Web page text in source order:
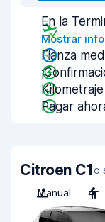
En la
Mostrar
Fianza
Pagar
Citroen C1o
Manual
4